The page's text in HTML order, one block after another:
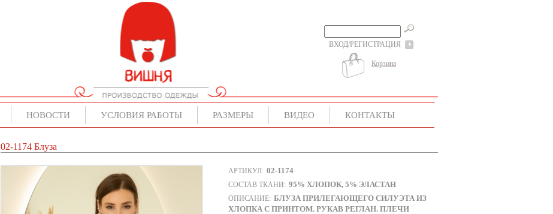
ВХОД/РЕГИСТРАЦИЯ
Корзина
НОВОСТИ УСЛОВИЯ РАБОТЫ РАЗМЕРЫ ВИДЕО КОНТАКТЫ
02-1174 Блуза
АРТИКУЛ: 02-1174
СОСТАВ ТКАНИ: 95% ХЛОПОК, 5% ЭЛАСТАН
ОПИСАНИЕ: БЛУЗА ПРИЛЕГАЮЩЕГО СИЛУЭТА ИЗ
ХЛОПКА С ПРИНТОМ. РУКАВ РЕГЛАН. ПЛЕЧИ